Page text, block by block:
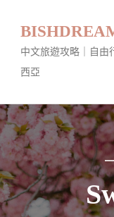
中文旅遊攻略｜自由
西亞